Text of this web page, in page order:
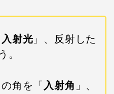
入射光 」、反射した
。
角を「 入射角 」、